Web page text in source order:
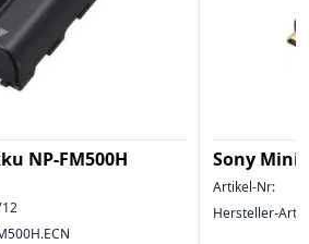
NP-FM500H
Sony
Artikel-Nr:
Hersteller-Art.-